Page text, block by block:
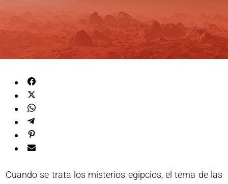
Cuando se trata los misterios egipcios, el tema de las